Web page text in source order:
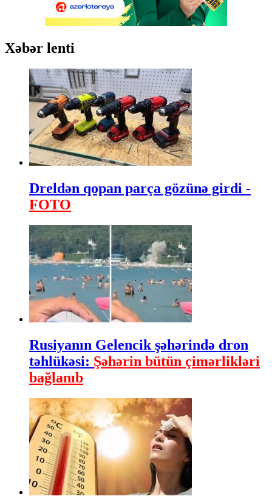
Xəbər lenti
Dreldən qopan parça gözünə girdi -
FOTO
Rusiyanın Gelencik şəhərində dron
təhlükəsi: Şəhərin bütün çimərlikləri
bağlanıb